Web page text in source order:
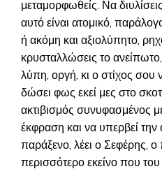
μεταμορφωθείς. Να
αυτό είναι ατομικό,
ή ακόμη και αξιολύπητο,
κρυσταλλώσεις το
λύπη, οργή, κι ο στίχος σου
δώσει φως εκεί μες στο
ακτιβισμός συνυφασμένος
έκφραση και να υπερβεί την
παράξενο, λέει ο Σεφέρης,
περισσότερο εκείνο που